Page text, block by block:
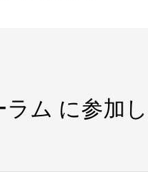
ラム に参加